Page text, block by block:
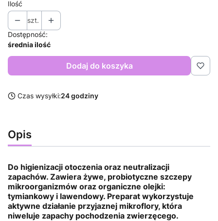
Ilość
szt.
Dostępność:
średnia ilość
Dodaj do koszyka
Czas wysyłki:24 godziny
Opis
Do higienizacji otoczenia oraz neutralizacji
zapachów. Zawiera żywe, probiotyczne szczepy
mikroorganizmów oraz organiczne olejki:
tymiankowy i lawendowy. Preparat wykorzystuje
aktywne działanie przyjaznej mikroflory, która
niweluje zapachy pochodzenia zwierzęcego.